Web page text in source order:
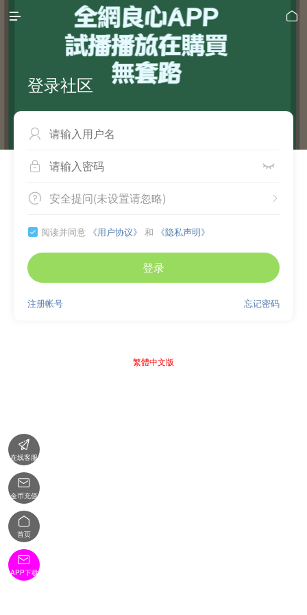
 
登录社区

 
 
安全提问(未设置请忽略)
 阅读并同意 《用户协议》 和 《隐私声明》
登录
忘记密码
注册帐号
繁體中文版

在线客服

金币充值

首页

APP下载